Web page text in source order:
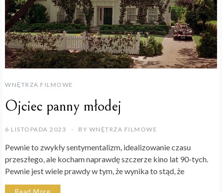
WNĘTRZA FILMOWE
Ojciec panny młodej
6 LISTOPADA 2023 BY WNĘTRZA FILMOWE
Pewnie to zwykły sentymentalizm, idealizowanie czasu
przeszłego, ale kocham naprawdę szczerze kino lat 90-tych.
Pewnie jest wiele prawdy w tym, że wynika to stąd, że
Read More